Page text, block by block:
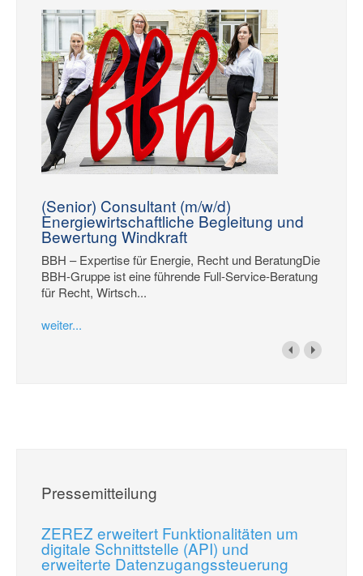
(Senior) Consultant (m/w/d)
Energiewirtschaftliche Begleitung und
Bewertung Windkraft
BBH – Expertise für Energie, Recht und BeratungDie
BBH-Gruppe ist eine führende Full-Service-Beratung
für Recht, Wirtsch...
weiter...
Pressemitteilung
ZEREZ erweitert Funktionalitäten um
digitale Schnittstelle (API) und
erweiterte Datenzugangssteuerung